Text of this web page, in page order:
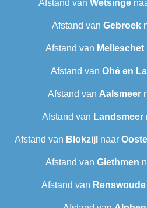
Afstand van Wetsinge
Afstand van Gebroek
Afstand van Melleschet
Afstand van Ohé en
Afstand van Aalsmeer
Afstand van Landsmeer
Afstand van Blokzijl naar
Afstand van Giethmen
Afstand van Renswoude